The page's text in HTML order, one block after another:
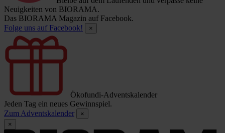
Neuigkeiten von BIORAMA.
Das BIORAMA Magazin auf Facebook.
Folge uns auf Facebook!
×
Ökofundi-Adventskalender
Jeden Tag ein neues Gewinnspiel.
Zum Adventskalender
×
×